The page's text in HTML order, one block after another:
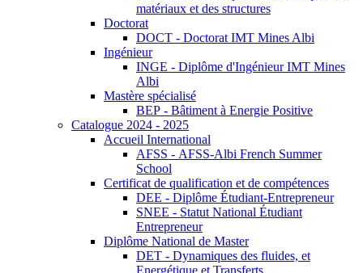
matériaux et des structures
Doctorat
DOCT - Doctorat IMT Mines Albi
Ingénieur
INGE - Diplôme d'Ingénieur IMT Mines
Albi
Mastère spécialisé
BEP - Bâtiment à Energie Positive
Catalogue 2024 - 2025
Accueil International
AFSS - AFSS-Albi French Summer
School
Certificat de qualification et de compétences
DEE - Diplôme Étudiant-Entrepreneur
SNEE - Statut National Étudiant
Entrepreneur
Diplôme National de Master
DET - Dynamiques des fluides, et
Energétique et Transferts